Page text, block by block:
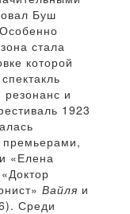
Буш
стала
которой
и
1923
«Елена
Вайля и
Среди